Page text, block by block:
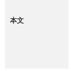
本文